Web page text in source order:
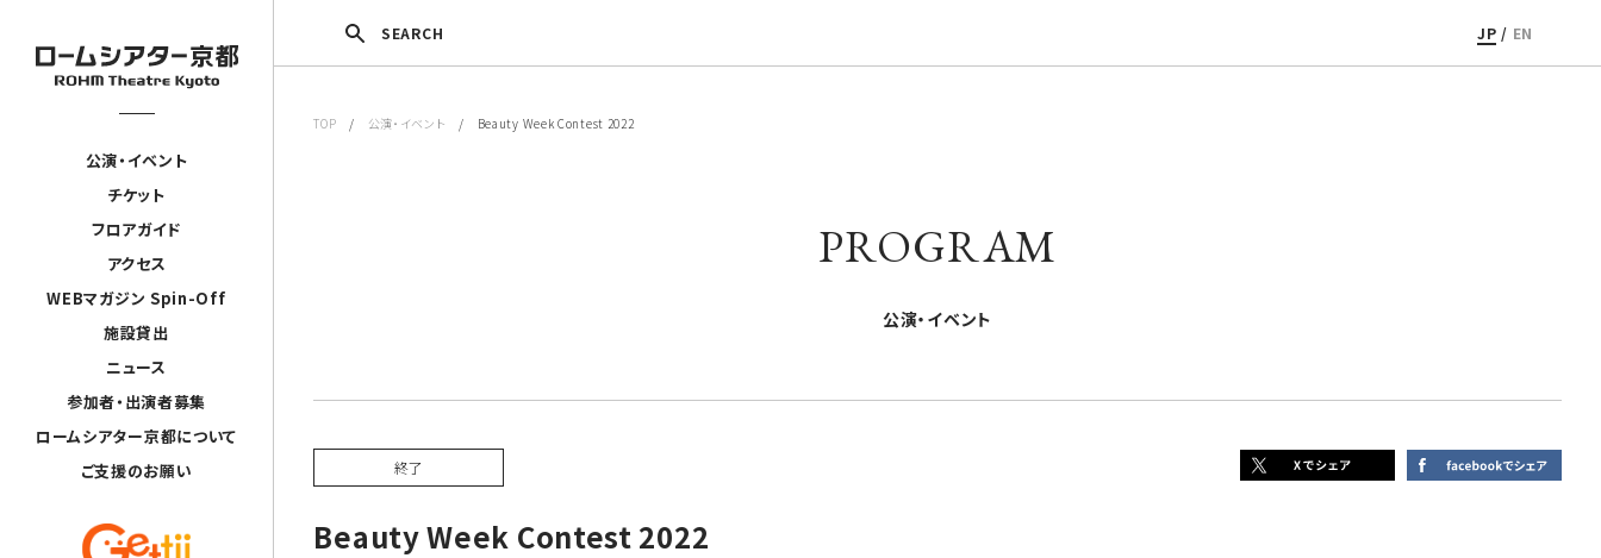
公演・イベント
チケット
フロアガイド
アクセス
WEBマガジン Spin-Off
施設貸出
ニュース
参加者・出演者募集
ロームシアター京都について
ご支援のお願い
SEARCH JP / EN
TOP / 公演・イベント / Beauty Week Contest 2022
PROGRAM
公演・イベント
終了
Beauty Week Contest 2022